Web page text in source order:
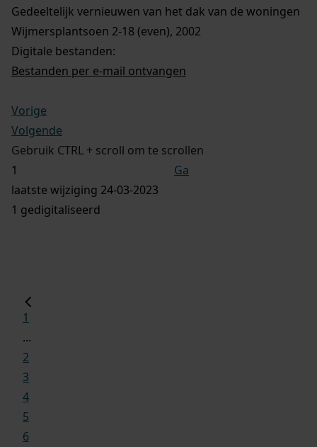
Gedeeltelijk vernieuwen van het dak van de woningen
Wijmersplantsoen 2-18 (even), 2002
Digitale bestanden:
Bestanden per e-mail ontvangen
Vorige
Volgende
Gebruik CTRL + scroll om te scrollen
Ga
laatste wijziging 24-03-2023
1 gedigitaliseerd
1
...
2
3
4
5
6